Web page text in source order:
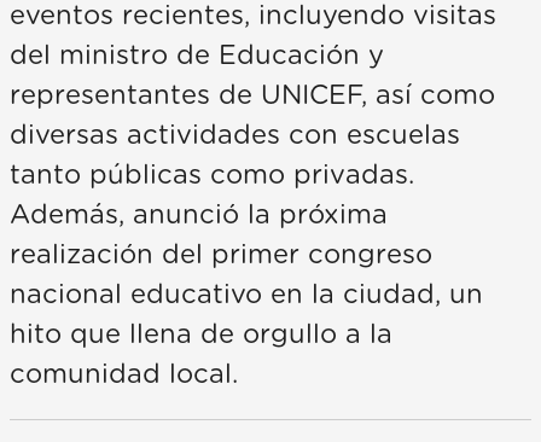
eventos recientes, incluyendo visitas
del ministro de Educación y
representantes de UNICEF, así como
diversas actividades con escuelas
tanto públicas como privadas.
Además, anunció la próxima
realización del primer congreso
nacional educativo en la ciudad, un
hito que llena de orgullo a la
comunidad local.